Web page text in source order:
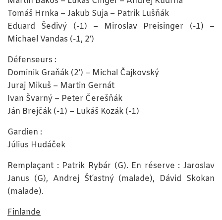
Tomáš Hrnka – Jakub Suja – Patrik Lušňák
Eduard Šedivý (-1) – Miroslav Preisinger (-1) –
Michael Vandas (-1, 2′)
Défenseurs :
Dominik Graňák (2′) – Michal Čajkovský
Juraj Mikuš – Martin Gernát
Ivan Švarný – Peter Čerešňák
Ján Brejčák (-1) – Lukáš Kozák (-1)
Gardien :
Július Hudáček
Remplaçant : Patrik Rybár (G). En réserve : Jaroslav
Janus (G), Andrej Šťastný (malade), Dávid Skokan
(malade).
Finlande